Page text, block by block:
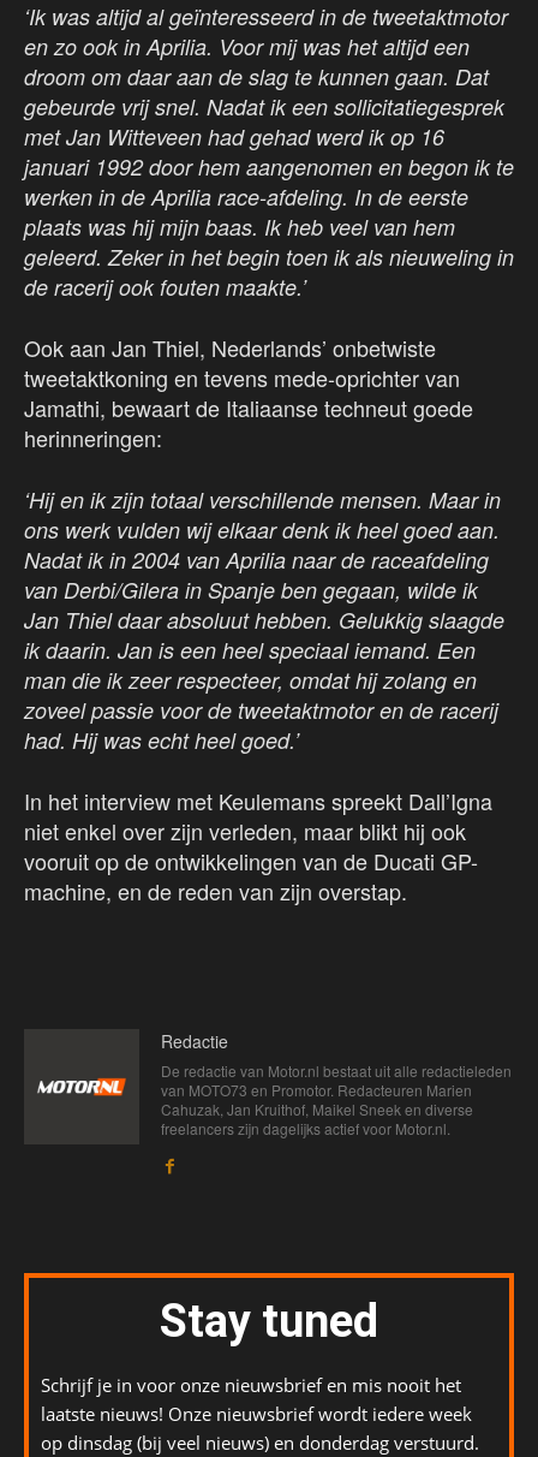
‘Ik was altijd al geïnteresseerd in de tweetaktmotor
en zo ook in Aprilia. Voor mij was het altijd een
droom om daar aan de slag te kunnen gaan. Dat
gebeurde vrij snel. Nadat ik een sollicitatiegesprek
met Jan Witteveen had gehad werd ik op 16
januari 1992 door hem aangenomen en begon ik te
werken in de Aprilia race-afdeling. In de eerste
plaats was hij mijn baas. Ik heb veel van hem
geleerd. Zeker in het begin toen ik als nieuweling in
de racerij ook fouten maakte.’
Ook aan Jan Thiel, Nederlands’ onbetwiste
tweetaktkoning en tevens mede-oprichter van
Jamathi, bewaart de Italiaanse techneut goede
herinneringen:
‘Hij en ik zijn totaal verschillende mensen. Maar in
ons werk vulden wij elkaar denk ik heel goed aan.
Nadat ik in 2004 van Aprilia naar de raceafdeling
van Derbi/Gilera in Spanje ben gegaan, wilde ik
Jan Thiel daar absoluut hebben. Gelukkig slaagde
ik daarin. Jan is een heel speciaal iemand. Een
man die ik zeer respecteer, omdat hij zolang en
zoveel passie voor de tweetaktmotor en de racerij
had. Hij was echt heel goed.’
In het interview met Keulemans spreekt Dall’Igna
niet enkel over zijn verleden, maar blikt hij ook
vooruit op de ontwikkelingen van de Ducati GP-
machine, en de reden van zijn overstap.
Redactie
De redactie van Motor.nl bestaat uit alle redactieleden
van MOTO73 en Promotor. Redacteuren Marien
Cahuzak, Jan Kruithof, Maikel Sneek en diverse
freelancers zijn dagelijks actief voor Motor.nl.
Stay tuned
Schrijf je in voor onze nieuwsbrief en mis nooit het
laatste nieuws! Onze nieuwsbrief wordt iedere week
op dinsdag (bij veel nieuws) en donderdag verstuurd.